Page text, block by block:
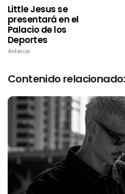
Little Jesus se
presentará en el
Palacio de los
Deportes
Anterior
Contenido relacionado: